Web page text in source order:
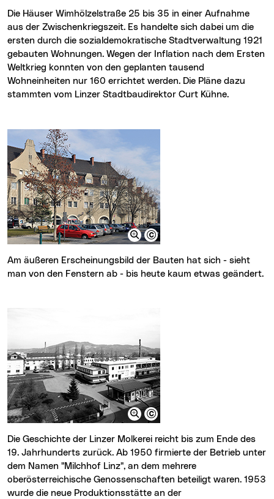
Die Häuser Wimhölzelstraße 25 bis 35 in einer Aufnahme
aus der Zwischenkriegszeit. Es handelte sich dabei um die
ersten durch die sozialdemokratische Stadtverwaltung 1921
gebauten Wohnungen. Wegen der Inflation nach dem Ersten
Weltkrieg konnten von den geplanten tausend
Wohneinheiten nur 160 errichtet werden. Die Pläne dazu
stammten vom Linzer Stadtbaudirektor Curt Kühne.
Am äußeren Erscheinungsbild der Bauten hat sich - sieht
man von den Fenstern ab - bis heute kaum etwas geändert.
Die Geschichte der Linzer Molkerei reicht bis zum Ende des
19. Jahrhunderts zurück. Ab 1950 firmierte der Betrieb unter
dem Namen "Milchhof Linz", an dem mehrere
oberösterreichische Genossenschaften beteiligt waren. 1953
wurde die neue Produktionsstätte an der